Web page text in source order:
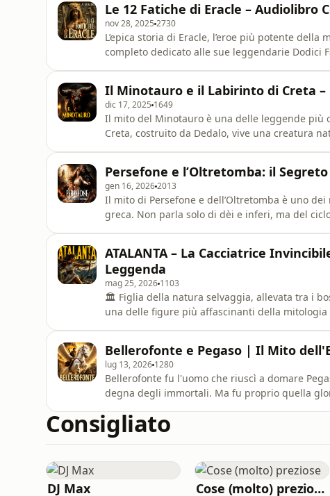
Z
Le 12 Fatiche di Eracle – Audiolibro
nov 28, 2025 2730
L’epica storia di Eracle, l’eroe più potente
completo dedicato alle sue leggendarie Dodici
delle Fatiche
Il Minotauro e il Labirinto di Creta –
dic 17, 2025 1649
Il mito del Minotauro è una delle leggende
Creta, costruito da Dedalo, vive una creatura
Persefone e l’Oltretomba: il
gen 16, 20262013
Il mito di Persefone e dell’Oltretomba è uno
greca. Non parla solo di dèi e inferi, ma del
ATALANTA – La Cacciatrice
Leggenda
mag 25, 2026 1103
🏛️ Figlia della natura selvaggia, allevata tra i
una delle figure più affascinanti della
Bellerofonte e Pegaso | Il Mito
lug 13, 2026 1280
Bellerofonte fu l'uomo che riuscì a domare
degna degli immortali. Ma fu proprio quella
che ancora oggi continua a parlare all'uomo
YouTube → [@LaLo
Consigliato
DJ Max Cose (molto) preziose